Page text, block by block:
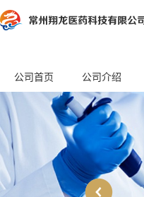
公司首页 公司介绍